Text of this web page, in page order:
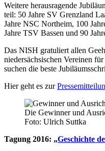
Weitere herausragende
teil: 50 Jahre SV Grenzland
Jahre NSC Northeim, 100
Jahre TSV Bassen und 90
Das NISH gratuliert allen
niedersächsischen Vereinen
suchen die beste
Hier geht es zur
Die Gewinner und
Foto: Ulrich Suttka
Tagung 2016: „Geschichte